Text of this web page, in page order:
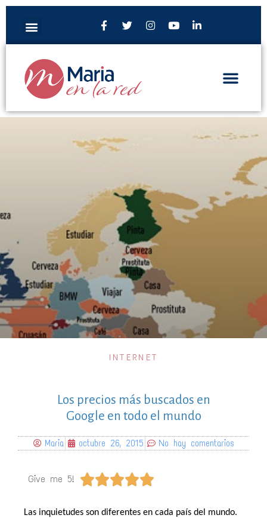
INTERNET
Los precios más buscados en
Google en todo el mundo
Maria octubre 26, 2015 No hay comentarios
Give me 5! 
Las inquietudes son diferentes en cada país del mundo.